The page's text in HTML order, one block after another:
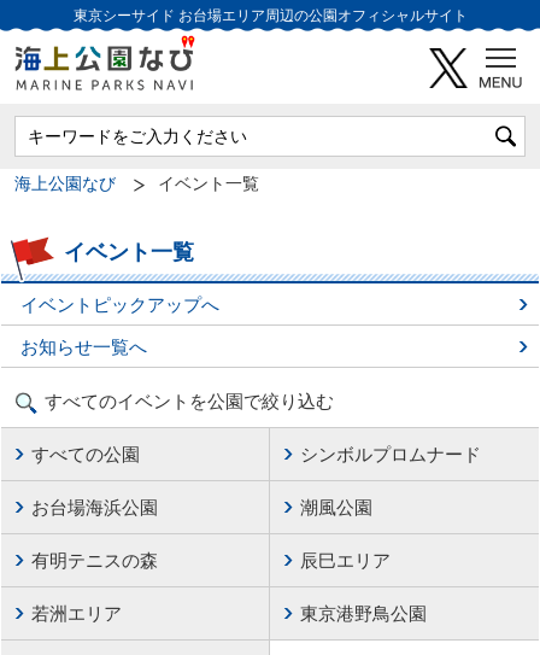
東京シーサイド お台場エリア周辺の公園オフィシャルサイト
海上公園なび イベント一覧
イベント一覧
イベントピックアップへ
お知らせ一覧へ
すべてのイベントを公園で絞り込む
すべての公園 シンボルプロムナード
お台場海浜公園 潮風公園
有明テニスの森 辰巳エリア
若洲エリア 東京港野鳥公園